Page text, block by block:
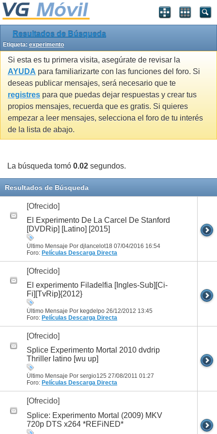
Resultados de Búsqueda
Etiqueta: experimento
Si esta es tu primera visita, asegúrate de revisar la
AYUDA para familiarizarte con las funciones del foro. Si
deseas publicar mensajes, será necesario que te
registres para que puedas dejar respuestas y crear tus
propios mensajes, recuerda que es gratis. Si quieres
empezar a leer mensajes, selecciona el foro de tu interés
de la lista de abajo.
La búsqueda tomó 0.02 segundos.
Resultados de Búsqueda
[Ofrecido]
El Experimento De La Carcel De Stanford
[DVDRip] [Latino] [2015]
Último Mensaje Por djlancelot18 07/04/2016 16:54
Foro: Películas Descarga Directa
[Ofrecido]
El experimento Filadelfia [Ingles-Sub][Ci-
Fi][TvRip]{2012}
Último Mensaje Por kegdelpo 26/12/2012 13:45
Foro: Películas Descarga Directa
[Ofrecido]
Splice Experimento Mortal 2010 dvdrip
Thriller latino [wu up]
Último Mensaje Por sergio125 27/08/2011 01:27
Foro: Películas Descarga Directa
[Ofrecido]
Splice: Experimento Mortal (2009) MKV
720p DTS x264 *REFiNED*